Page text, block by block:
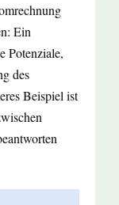
Ein
Potenziale,
des
Beispiel ist